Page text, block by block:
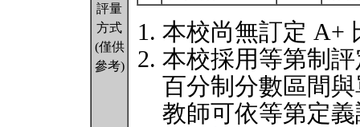
評量
方式
(僅供
參考)
本校尚無訂定 A+
本校採用等第制
百分制分數區間
教師可依等第定